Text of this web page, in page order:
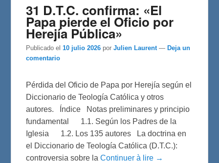
31 D.T.C. confirma: «El
Papa pierde el Oficio por
Herejía Pública»
Publicado el 10 julio 2026 porJulien Laurent — Deja un
comentario
Pérdida del Oficio de Papa por Herejía según el
Diccionario de Teología Católica y otros
autores. Índice Notas preliminares y principio
fundamental 1.1. Según los Padres de la
Iglesia 1.2. Los 135 autores La doctrina en
el Diccionario de Teología Católica (D.T.C.):
controversia sobre laContinuer à lire →